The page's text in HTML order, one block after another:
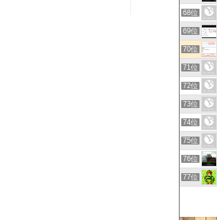
68位
69位
70位
71位
72位
73位
74位
75位
76位
77位